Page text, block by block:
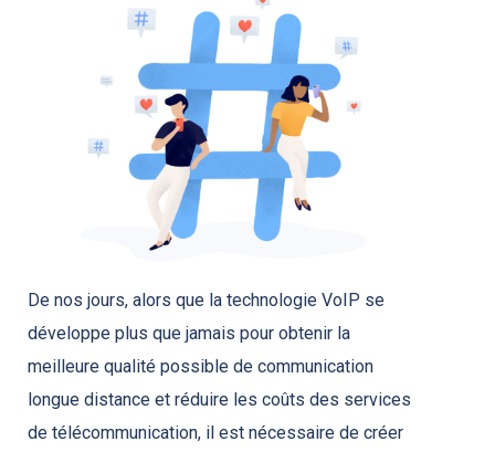
De nos jours, alors que la technologie VoIP se
développe plus que jamais pour obtenir la
meilleure qualité possible de communication
longue distance et réduire les coûts des services
de télécommunication, il est nécessaire de créer